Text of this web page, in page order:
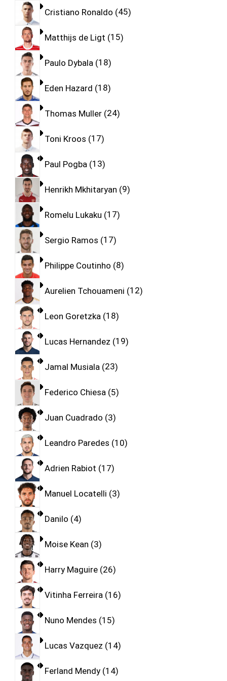
Cristiano Ronaldo 45
Matthijs de Ligt 15
Paulo Dybala 18
Eden Hazard 18
Thomas Muller 24
Toni Kroos 17
Paul Pogba 13
Henrikh Mkhitaryan 9
Romelu Lukaku 17
Sergio Ramos 17
Philippe Coutinho 8
Aurelien Tchouameni 12
Leon Goretzka 18
Lucas Hernandez 19
Jamal Musiala 23
Federico Chiesa 5
Juan Cuadrado 3
Leandro Paredes 10
Adrien Rabiot 17
Manuel Locatelli 3
Danilo 4
Moise Kean 3
Harry Maguire 26
Vitinha Ferreira 16
Nuno Mendes 15
Lucas Vazquez 14
Ferland Mendy 14